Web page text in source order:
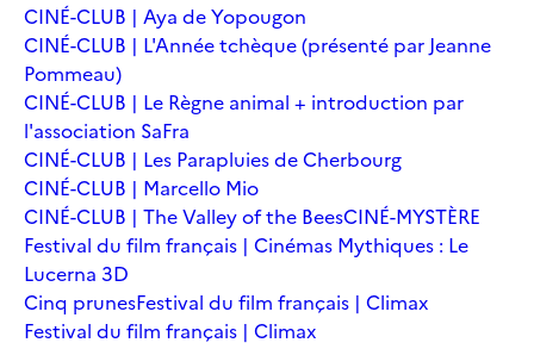
CINÉ-CLUB | Aya de Yopougon
CINÉ-CLUB | L'Année tchèque (présenté par Jeanne
Pommeau)
CINÉ-CLUB | Le Règne animal + introduction par
l'association SaFra
CINÉ-CLUB | Les Parapluies de Cherbourg
CINÉ-CLUB | Marcello Mio
CINÉ-CLUB | The Valley of the BeesCINÉ-MYSTÈRE
Festival du film français | Cinémas Mythiques : Le
Lucerna 3D
Cinq prunesFestival du film français | Climax
Festival du film français | Climax